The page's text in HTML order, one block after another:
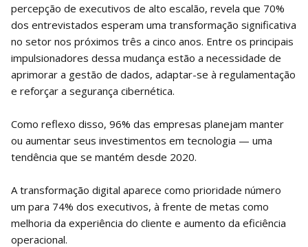
percepção de executivos de alto escalão, revela que 70%
dos entrevistados esperam uma transformação significativa
no setor nos próximos três a cinco anos. Entre os principais
impulsionadores dessa mudança estão a necessidade de
aprimorar a gestão de dados, adaptar-se à regulamentação
e reforçar a segurança cibernética.
Como reflexo disso, 96% das empresas planejam manter
ou aumentar seus investimentos em tecnologia — uma
tendência que se mantém desde 2020.
A transformação digital aparece como prioridade número
um para 74% dos executivos, à frente de metas como
melhoria da experiência do cliente e aumento da eficiência
operacional.